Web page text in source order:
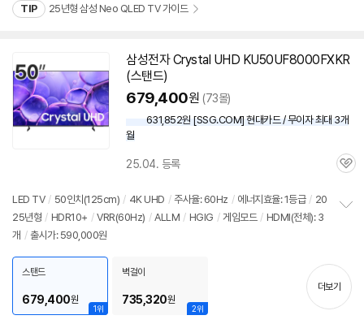
TIP 25년형 삼성 Neo QLED TV 가이드
삼성전자 Crystal UHD KU50UF8000FXKR
(스탠드)
679,400원 (73몰)
631,852원 [SSG.COM] 현대카드 / 무이자 최대 3개
월
25.04. 등록
관
LED TV / 50인치 (125cm) / 4K UHD / 주사율: 60Hz / 에너지효율: 1등급 / 20
25년형 / HDR10+ / VRR(60Hz) / ALLM / HGIG / 게임모드 / HDMI(전체): 3
개 / 출시가: 590,000원
기
1위
스탠드
679,400원
2위
벽걸이
735,320원
더보기